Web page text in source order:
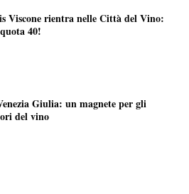
Viscone rientra nelle Città del Vino:
40!
Giulia: un magnete per gli
del vino